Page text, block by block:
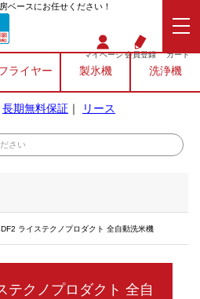
ベースにお任せください！
マイページ会員登録 カート
ライヤー 製氷機 洗浄機
長期無料保証 ｜ リース
ライステクノプロダクト 全自動洗米機
テクノプロダクト 全自